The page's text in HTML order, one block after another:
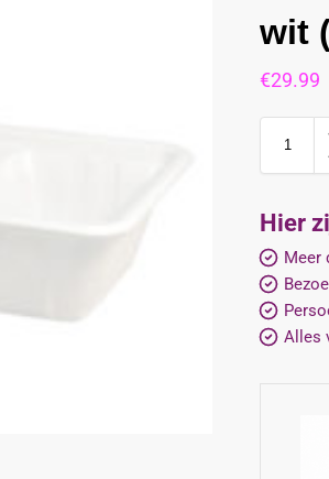
wit
€29.99
Hier
Meer
Alles